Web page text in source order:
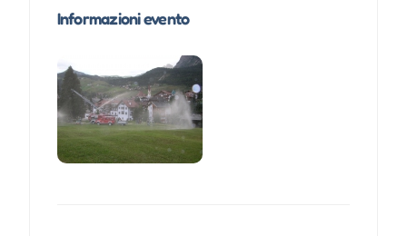
Informazioni evento